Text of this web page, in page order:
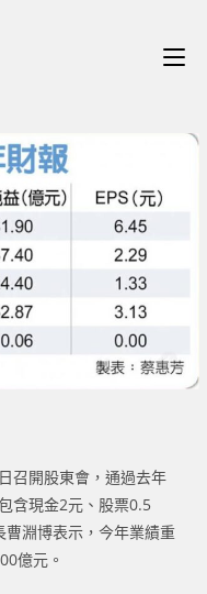
召開股東會，通過去年
含現金2元、股票0.5
淵博表示，今年業績重
億元。